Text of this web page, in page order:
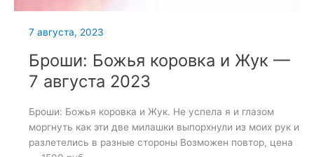
7 августа, 2023
Броши: Божья коровка и Жук —
7 августа 2023
Броши: Божья коровка и Жук. Не успела я и глазом
моргнуть как эти две милашки выпорхнули из моих рук и
разлетелись в разные стороны Возможен повтор, цена